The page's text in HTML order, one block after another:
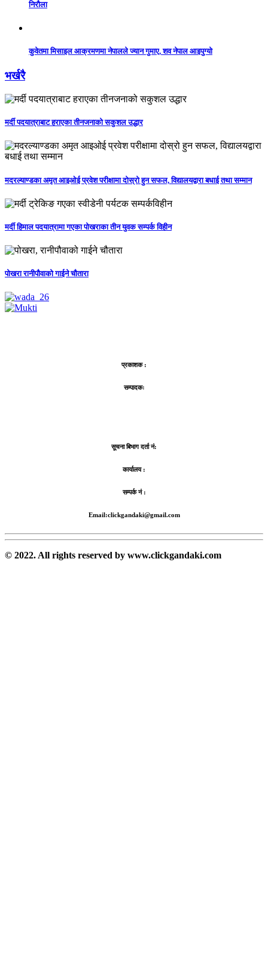
निरौला
कुवेतमा मिसाइल आक्रमणमा नेपालले ज्यान गुमाए, शव नेपाल आइपुग्यो
भर्खरै
मर्दी पदयात्राबाट हराएका तीनजनाको सकुशल उद्धार
मदरल्याण्डका अमृत आइओई प्रवेश परीक्षामा दोस्रो हुन सफल, विद्यालयद्वारा बधाई तथा सम्मान
मर्दी हिमाल पदयात्रामा गएका पोखराका तीन युवक सम्पर्क विहीन
पोखरा रानीपौवाको गाईने चौतारा
प्रकाशक :
सम्पादकः
सूचना बिभाग दर्ता नं:
कार्यालय :
सम्पर्क नं :
Email:clickgandaki@gmail.com
© 2022. All rights reserved by www.clickgandaki.com